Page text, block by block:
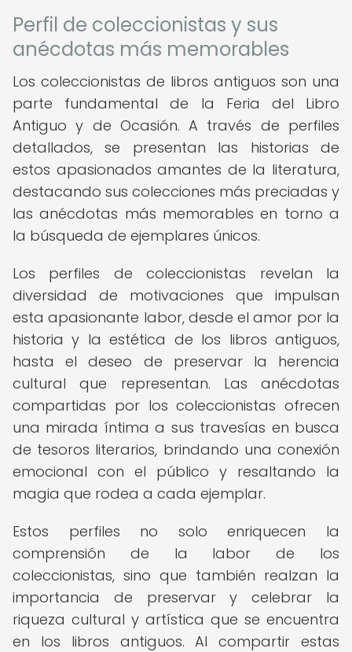
Perfil de coleccionistas y sus
anécdotas más memorables
Los coleccionistas de libros antiguos son una
parte fundamental de la Feria del Libro
Antiguo y de Ocasión. A través de perfiles
detallados, se presentan las historias de
estos apasionados amantes de la literatura,
destacando sus colecciones más preciadas y
las anécdotas más memorables en torno a
la búsqueda de ejemplares únicos.
Los perfiles de coleccionistas revelan la
diversidad de motivaciones que impulsan
esta apasionante labor, desde el amor por la
historia y la estética de los libros antiguos,
hasta el deseo de preservar la herencia
cultural que representan. Las anécdotas
compartidas por los coleccionistas ofrecen
una mirada íntima a sus travesías en busca
de tesoros literarios, brindando una conexión
emocional con el público y resaltando la
magia que rodea a cada ejemplar.
Estos perfiles no solo enriquecen la
comprensión de la labor de los
coleccionistas, sino que también realzan la
importancia de preservar y celebrar la
riqueza cultural y artística que se encuentra
en los libros antiguos. Al compartir estas